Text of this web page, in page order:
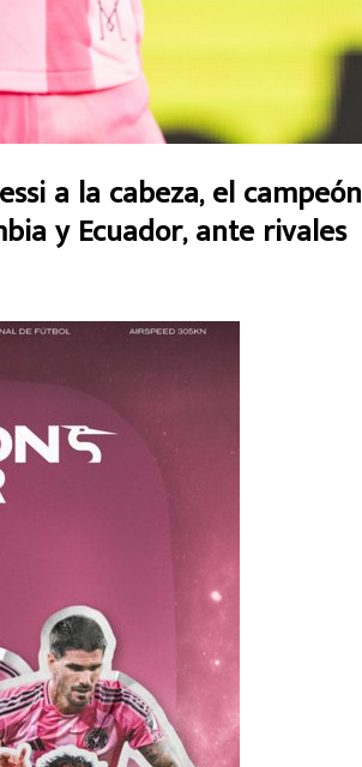
a la cabeza, el campeón
y Ecuador, ante rivales